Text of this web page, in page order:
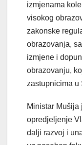
izmjenama
visokog
zakonske
obrazovanja,
izmjene i
obrazovanju,
zastupnicima u
Ministar Mušija
opredjeljenje
dalji razvoj i